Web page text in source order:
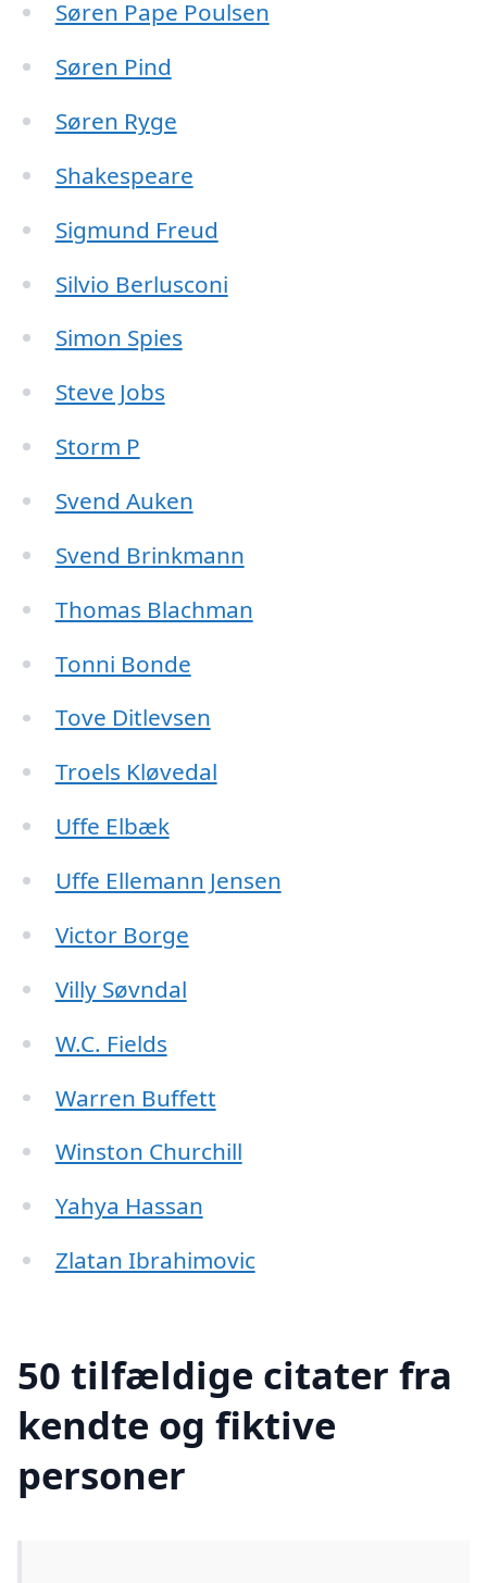
Søren Pape Poulsen
Søren Pind
Søren Ryge
Shakespeare
Sigmund Freud
Silvio Berlusconi
Simon Spies
Steve Jobs
Storm P
Svend Auken
Svend Brinkmann
Thomas Blachman
Tonni Bonde
Tove Ditlevsen
Troels Kløvedal
Uffe Elbæk
Uffe Ellemann Jensen
Victor Borge
Villy Søvndal
W.C. Fields
Warren Buffett
Winston Churchill
Yahya Hassan
Zlatan Ibrahimovic
50 tilfældige citater fra
kendte og fiktive
personer